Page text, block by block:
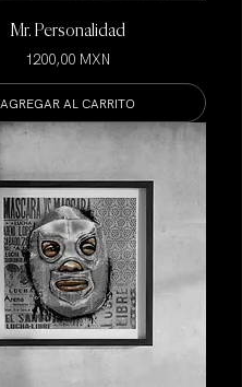
Mr. Personalidad
Precio
1200,00 MXN
AGREGAR AL CARRITO